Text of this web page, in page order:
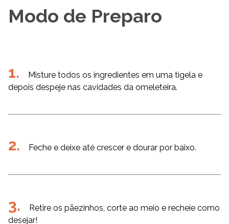
Modo de Preparo
Misture todos os ingredientes em uma tigela e
depois despeje nas cavidades da omeleteira.
Feche e deixe até crescer e dourar por baixo.
Retire os pãezinhos, corte ao meio e recheie como
desejar!